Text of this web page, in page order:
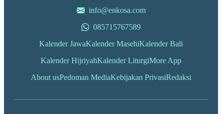
info@enkosa.com
085715767589
Kalender JawaKalender MasehiKalender Bali
Kalender HijriyahKalender LiturgiMore App
About usPedoman MediaKebijakan PrivasiRedaksi